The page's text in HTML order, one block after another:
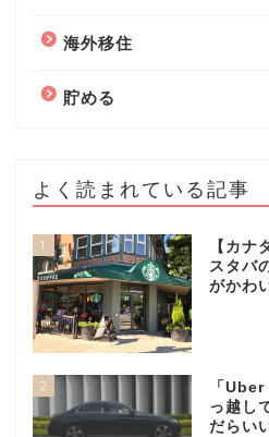
海外移住
貯める
よく読まれている記事
1
【カナ
スタバ
がかわ
2
「
っ越し
だらい